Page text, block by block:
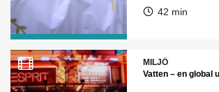
42 min
MILJÖ
Vatten – en global